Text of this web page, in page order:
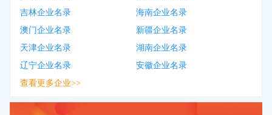
吉林企业名录
海南企业名录
澳门企业名录
新疆企业名录
天津企业名录
湖南企业名录
辽宁企业名录
安徽企业名录
查看更多企业>>